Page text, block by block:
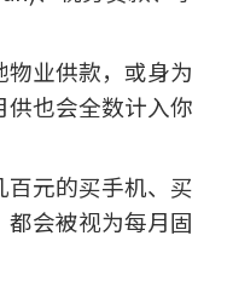
业供款，或身为
供也会全数计入你
百元的买手机、买
会被视为每月固